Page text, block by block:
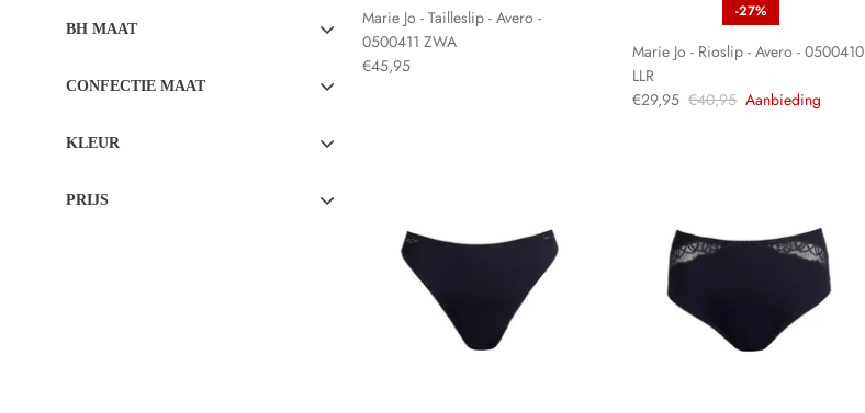
BH MAAT
CONFECTIE MAAT
KLEUR
PRIJS
Marie Jo - Tailleslip - Avero -
0500411 ZWA
€45,95
-27%
Marie Jo - Rioslip - Avero - 0500410
LLR
€29,95 €40,95 Aanbieding